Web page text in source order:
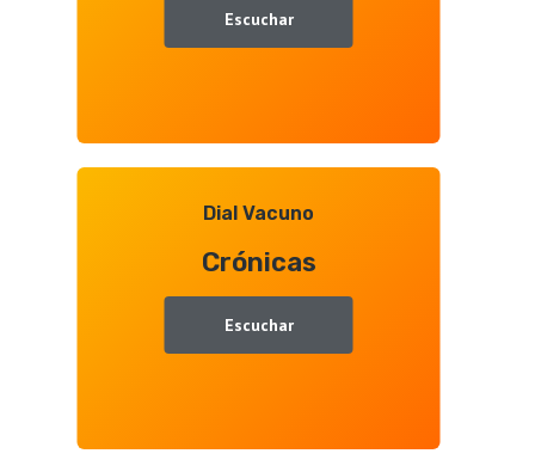
Gallego
Escuchar
Dial Vacuno
Crónicas
Escuchar